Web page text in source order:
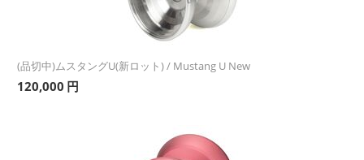
(品切中)ムスタングU(新ロット) / Mustang U New
120,000 円